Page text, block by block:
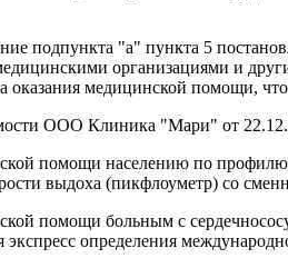
подпункта "а" пункта 5
организациями и
оказания медицинской помощи,
ООО Клиника "Мари" от
помощи населению по
выдоха (пикфлоуметр) со
помощи больным с
экспресс определения